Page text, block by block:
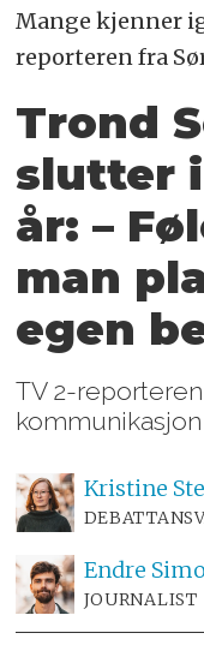
Mange kjenner
reporteren fra
Trond
slutter
år: –
man
egen
TV 2-
Kristine
Endre
JOURNALIST